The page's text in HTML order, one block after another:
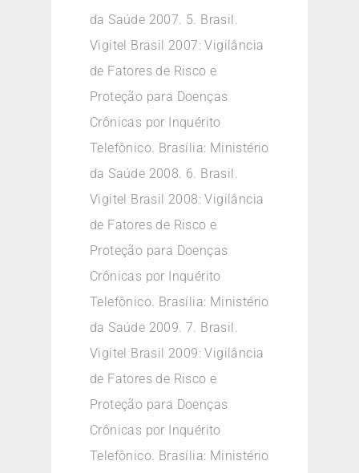
da Saúde 2007. 5. Brasil.
Vigitel Brasil 2007: Vigilância
de Fatores de Risco e
Proteção para Doenças
Crônicas por Inquérito
Telefônico. Brasília: Ministério
da Saúde 2008. 6. Brasil.
Vigitel Brasil 2008: Vigilância
de Fatores de Risco e
Proteção para Doenças
Crônicas por Inquérito
Telefônico. Brasília: Ministério
da Saúde 2009. 7. Brasil.
Vigitel Brasil 2009: Vigilância
de Fatores de Risco e
Proteção para Doenças
Crônicas por Inquérito
Telefônico. Brasília: Ministério